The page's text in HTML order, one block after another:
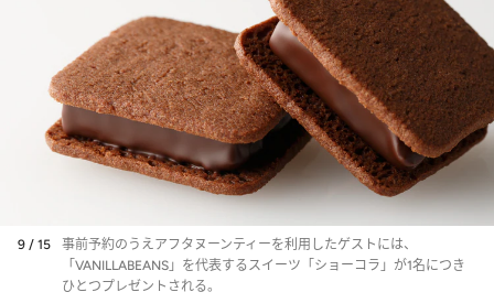
9 / 15
事前予約のうえアフタヌーンティーを利用したゲストには、
「VANILLABEANS」を代表するスイーツ「ショーコラ」が1名につき
ひとつプレゼントされる。